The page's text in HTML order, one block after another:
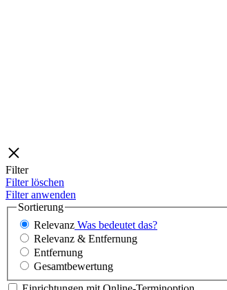
Filter
Filter löschen
Filter anwenden
Sortierung
Relevanz Was bedeutet das?
Relevanz & Entfernung
Entfernung
Gesamtbewertung